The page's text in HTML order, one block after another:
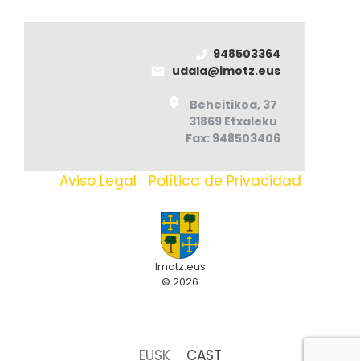
948503364
udala@imotz.eus
Beheitikoa, 37
31869 Etxaleku
Fax: 948503406
Aviso Legal Política de Privacidad
Imotz.eus
© 2026
EUSK CAST